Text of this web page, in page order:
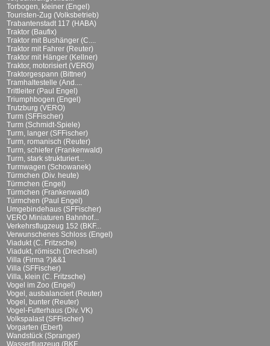
Torbogen, kleiner (Engel)
Touristen-Zug (Volksbetrieb)
Trabantenstadt 117 (HABA)
Traktor (Baufix)
Traktor mit Bushänger (C....
Traktor mit Fahrer (Reuter)
Traktor mit Hänger (Kellner)
Traktor, motorisiert (VERO)
Traktorgespann (Bittner)
Tramhaltestelle (And....
Trittleiter (Paul Engel)
Triumphbogen (Engel)
Trutzburg (VERO)
Turm (SFFischer)
Turm (Schmidt-Spiele)
Turm, langer (SFFischer)
Turm, romanisch (Reuter)
Turm, schiefer (Frankenwald)
Turm, stark strukturiert...
Turmwagen (Schowanek)
Türmchen (Div. heute)
Türmchen (Engel)
Türmchen (Frankenwald)
Türmchen (Paul Engel)
Umgebindehaus (SFFischer)
VERO Miniaturen Bahnhof...
Verkehrsflugzeug 152 (BKF...
Verwunschenes Schloss (Engel)
Viadukt (C. Fritzsche)
Viadukt, römisch (Drechsel)
Villa (Firma ?)&&1
Villa (SFFischer)
Villa, klein (C. Fritzsche)
Vogel im Zoo (Engel)
Vogel, ausbalanciert (Reuter)
Vogel, bunter (Reuter)
Vogel-Futterhaus (Div. VK)
Volkspalast (SFFischer)
Vorgarten (Ebert)
Wandstück (Spranger)
Wasserflugzeug (BKF